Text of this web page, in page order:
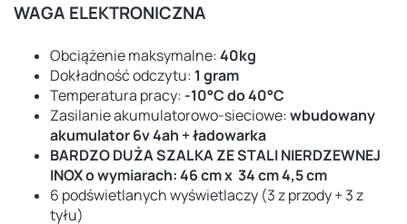
WAGA ELEKTRONICZNA
Obciążenie maksymalne:40kg
Dokładność odczytu: 1 gram
Temperatura pracy: -10°C do 40°C
Zasilanie akumulatorowo-sieciowe:wbudowany
akumulator 6v 4ah + ładowarka
BARDZO DUŻA SZALKA ZE STALI NIERDZEWNEJ
INOX o wymiarach: 46 cm x 34 cm 4,5 cm
6 podświetlanych wyświetlaczy (3 z przody + 3 z
tyłu)